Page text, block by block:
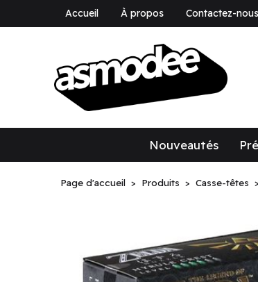
Accueil À propos Contactez-nous
Nouveautés
Page d'accueil Produits Casse-têtes